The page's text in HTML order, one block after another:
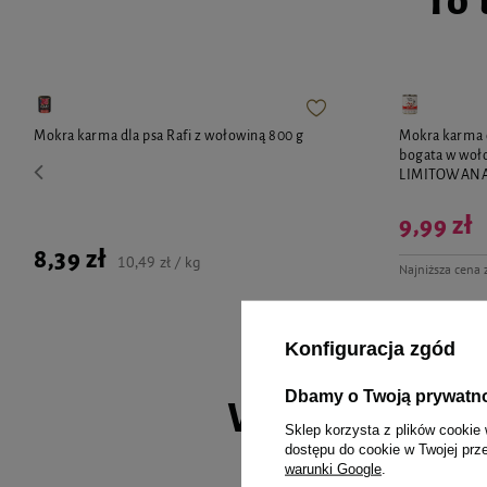
Mokra karma dla psa Rafi z wołowiną 800 g
8,39 zł 10,49 zł / kg
Mokra karma
bogata w
Najniższa cena
9,99 zł
Wybrane
Konfiguracja zgód
Dbamy o Twoją
Sklep korzysta z plików cookie
dostępu do cookie w Twojej
warunki Google